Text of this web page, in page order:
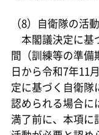
（8）自衛隊の活
本閣議決定に基
間（訓練等の準備
日から令和7年11
定に基づく自衛隊
認められる場合に
満了前に、本項に